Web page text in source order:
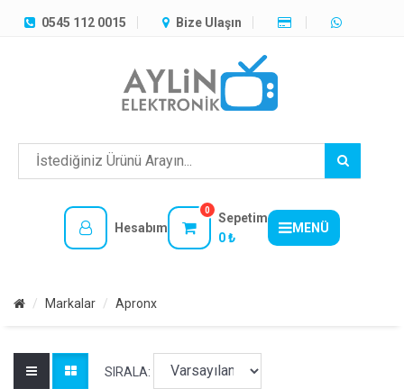
0545 112 0015 Bize Ulaşın
Hesabım
0
Sepetim
0 ₺
MENÜ
TÜM
Markalar Apronx
SIRALA: